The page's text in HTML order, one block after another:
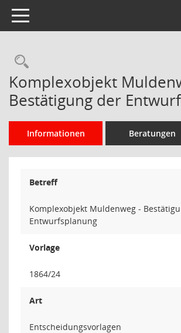
Toggle navigation
Rechercheauswahl
Komplexobjekt
Bestätigung der
Informationen Beratungen
Betreff
Komplexobjekt Muldenweg -
Entwurfsplanung
Vorlage
1864/24
Art
Entscheidungsvorlagen